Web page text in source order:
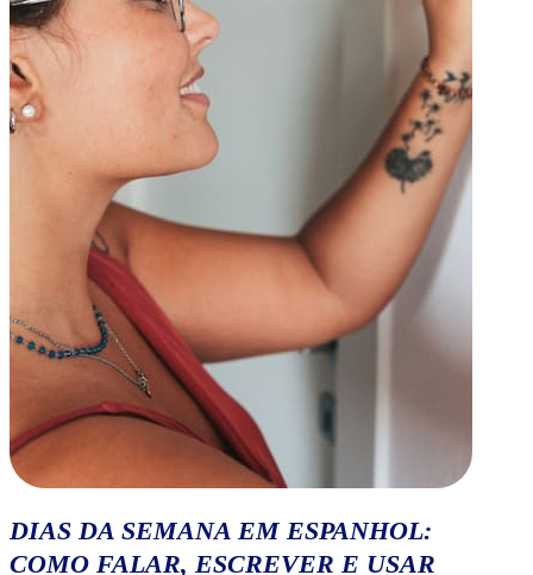
DIAS DA SEMANA EM ESPANHOL:
COMO FALAR, ESCREVER E USAR